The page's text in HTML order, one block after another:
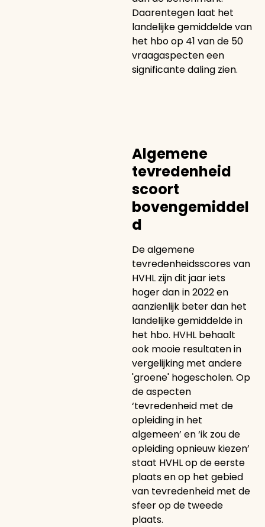
Daarentegen laat het
landelijke gemiddelde van
het hbo op 41 van de 50
vraagaspecten een
significante daling zien.
Algemene
tevredenheid
scoort
bovengemiddel
d
De algemene
tevredenheidsscores van
HVHL zijn dit jaar iets
hoger dan in 2022 en
aanzienlijk beter dan het
landelijke gemiddelde in
het hbo. HVHL behaalt
ook mooie resultaten in
vergelijking met andere
'groene' hogescholen. Op
de aspecten
‘tevredenheid met de
opleiding in het
algemeen’ en ‘ik zou de
opleiding opnieuw kiezen’
staat HVHL op de eerste
plaats en op het gebied
van tevredenheid met de
sfeer op de tweede
plaats.